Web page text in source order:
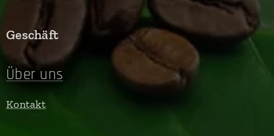
Geschäft
Über uns
Kontakt